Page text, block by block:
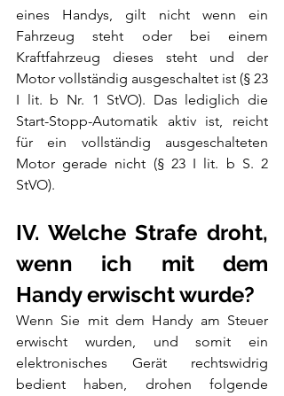
eines Handys, gilt nicht wenn ein
Fahrzeug steht oder bei einem
Kraftfahrzeug dieses steht und der
Motor vollständig ausgeschaltet ist (§ 23
I lit. b Nr. 1 StVO). Das lediglich die
Start-Stopp-Automatik aktiv ist, reicht
für ein vollständig ausgeschalteten
Motor gerade nicht (§ 23 I lit. b S. 2
StVO).
IV. Welche Strafe droht,
wenn ich mit dem
Handy erwischt wurde?
Wenn Sie mit dem Handy am Steuer
erwischt wurden, und somit ein
elektronisches Gerät rechtswidrig
bedient haben, drohen folgende